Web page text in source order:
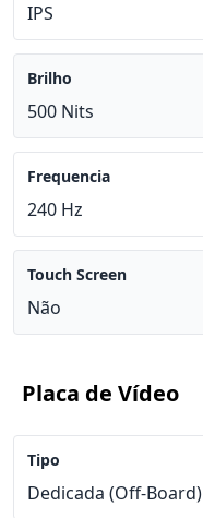
IPS
Brilho
500 Nits
Frequencia
240 Hz
Touch Screen
Não
Placa de Vídeo
Tipo
Dedicada (Off-Board)